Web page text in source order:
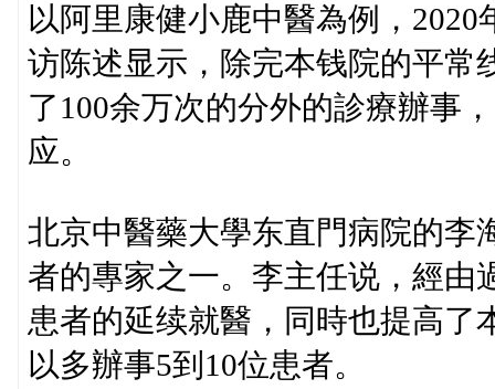
以阿里康健小鹿中醫為例，
访陈述显示，除完本钱院的平常
了100余万次的分外的診療辦事
应。
北京中醫藥大學东直門病院的李
者的專家之一。李主任说，經由
患者的延续就醫，同時也提高了
以多辦事5到10位患者。